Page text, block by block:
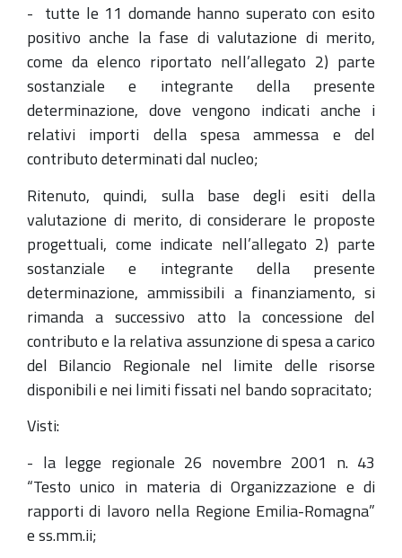
- tutte le 11 domande hanno superato con esito
positivo anche la fase di valutazione di merito,
come da elenco riportato nell’allegato 2) parte
sostanziale e integrante della presente
determinazione, dove vengono indicati anche i
relativi importi della spesa ammessa e del
contributo determinati dal nucleo;
Ritenuto, quindi, sulla base degli esiti della
valutazione di merito, di considerare le proposte
progettuali, come indicate nell’allegato 2) parte
sostanziale e integrante della presente
determinazione, ammissibili a finanziamento, si
rimanda a successivo atto la concessione del
contributo e la relativa assunzione di spesa a carico
del Bilancio Regionale nel limite delle risorse
disponibili e nei limiti fissati nel bando sopracitato;
Visti:
- la legge regionale 26 novembre 2001 n. 43
“Testo unico in materia di Organizzazione e di
rapporti di lavoro nella Regione Emilia-Romagna”
e ss.mm.ii;